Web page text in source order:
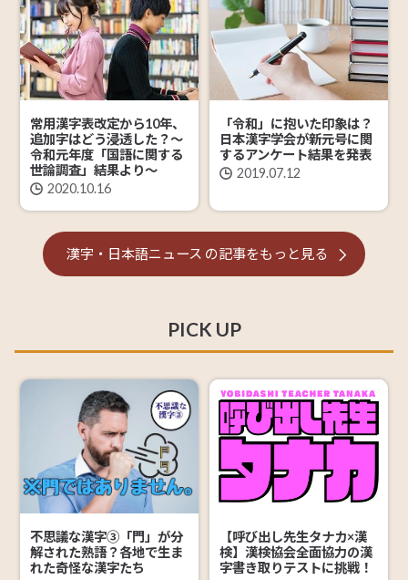
常用漢字表改定から10年、
追加字はどう浸透した？～
令和元年度「国語に関する
世論調査」結果より～
2020.10.16
「令和」に抱いた印象は？
日本漢字学会が新元号に関
するアンケート結果を発表
2019.07.12
漢字・日本語ニュース の記事をもっと見る
PICK UP
不思議な漢字③「門」が分
解された熟語？各地で生ま
れた奇怪な漢字たち
【呼び出し先生タナカ×漢
検】漢検協会全面協力の漢
字書き取りテストに挑戦！